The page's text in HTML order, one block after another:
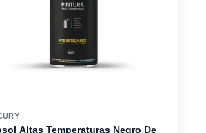
Altas Temperaturas Negro De